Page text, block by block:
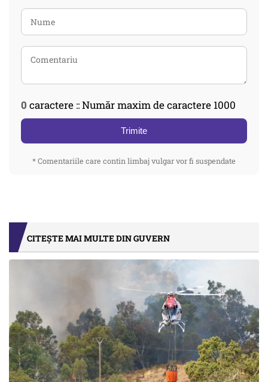
0 caractere :: Număr maxim de caractere 1000
Trimite
* Comentariile care contin limbaj vulgar vor fi suspendate
CITEȘTE MAI MULTE DIN GUVERN